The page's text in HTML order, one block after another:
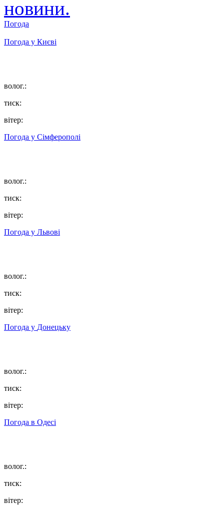
Погода
Погода у Києві
волог.:
тиск:
вітер:
Погода у Сімферополі
волог.:
тиск:
вітер:
Погода у Львові
волог.:
тиск:
вітер:
Погода у Донецьку
волог.:
тиск:
вітер:
Погода в Одесі
волог.:
тиск:
вітер: